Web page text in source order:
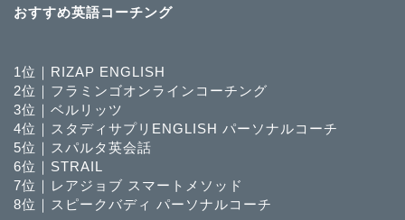
おすすめ英語コーチング
1位｜RIZAP ENGLISH
2位｜フラミンゴオンラインコーチング
3位｜ベルリッツ
4位｜スタディサプリENGLISH パーソナルコーチ
5位｜スパルタ英会話
6位｜STRAIL
7位｜レアジョブ スマートメソッド
8位｜スピークバディ パーソナルコーチ